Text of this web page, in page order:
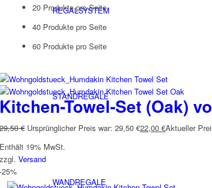
REGALSYSTEM
STANDREGALE
WANDREGALE
20 Produkte pro Seite
40 Produkte pro Seite
60 Produkte pro Seite
Kitchen-Towel-Set (Oak)
29,50€ Ursprünglicher Preis war: 29,50 €22,00 €Aktueller
Enthält 19% MwSt.
zzgl. Versand
-25%